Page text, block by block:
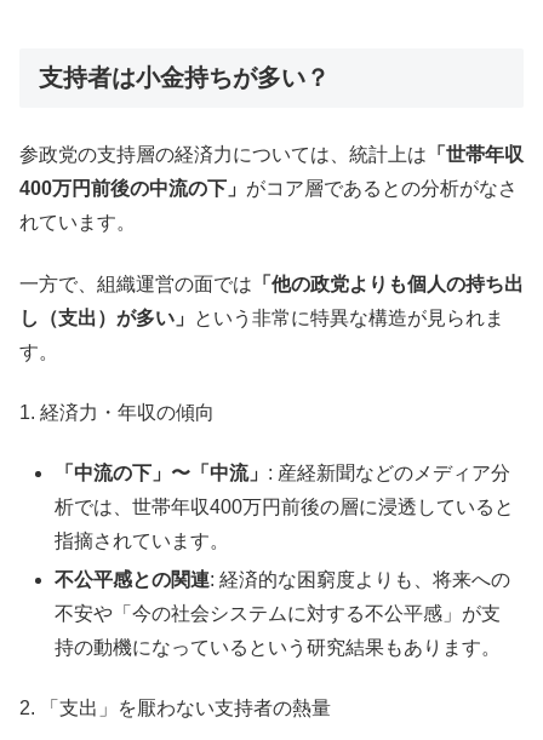
支持者は小金持ちが多い？
参政党の支持層の経済力については、統計上は 「世帯年収
400万円前後の中流の下」 がコア層であるとの分析がなさ
れています。
一方で、組織運営の面では 「他の政党よりも個人の持ち出
し（支出）が多い」
という非常に特異な構造が見られま
す。
1. 経済力・年収の傾向
「中流の下」〜「中流」 : 産経新聞などのメディア分
析では、世帯年収400万円前後の層に浸透していると
指摘されています。
不公平感との関連: 経済的な困窮度よりも、将来への
不安や「今の社会システムに対する不公平感」が支
持の動機になっているという研究結果もあります。
2. 「支出」を厭わない支持者の熱量